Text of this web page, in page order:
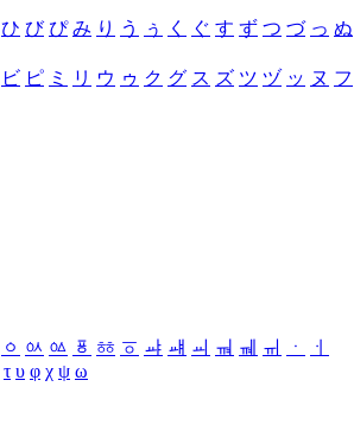
ひ び ぴ み り う ぅ く ぐ す ず つ づ っ ぬ
ビ ピ ミ リ ウ ゥ ク グ ス ズ ツ ヅ ッ ヌ フ
ㆁ ㆂ ㆃ ㆄ ㆅ ㆆ ㆇ ㆈ ㆉ ㆊ ㆋ ㆌ ㆍ
ㆎ
τ υ φ χ ψ ω